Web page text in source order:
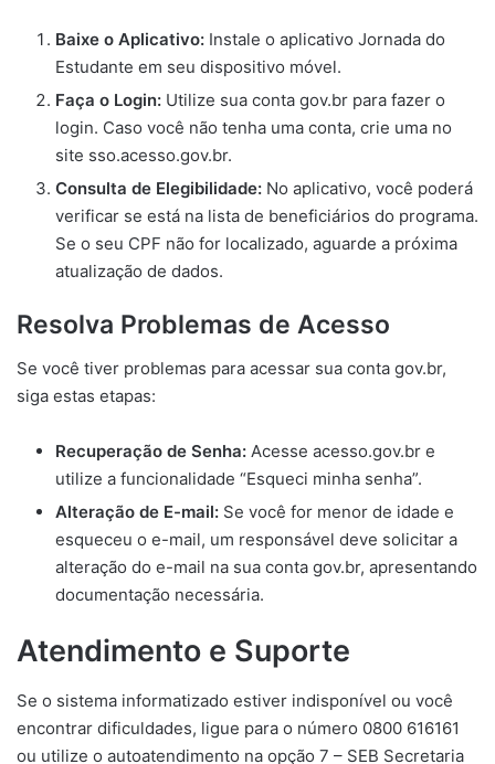
Baixe o Aplicativo: Instale o aplicativo Jornada do
Estudante em seu dispositivo móvel.
Faça o Login: Utilize sua conta gov.br para fazer o
login. Caso você não tenha uma conta, crie uma no
site sso.acesso.gov.br.
Consulta de Elegibilidade: No aplicativo, você poderá
verificar se está na lista de beneficiários do programa.
Se o seu CPF não for localizado, aguarde a próxima
atualização de dados.
Resolva Problemas de Acesso
Se você tiver problemas para acessar sua conta gov.br,
siga estas etapas:
Recuperação de Senha: Acesse acesso.gov.br e
utilize a funcionalidade “Esqueci minha senha”.
Alteração de E-mail: Se você for menor de idade e
esqueceu o e-mail, um responsável deve solicitar a
alteração do e-mail na sua conta gov.br, apresentando
documentação necessária.
Atendimento e Suporte
Se o sistema informatizado estiver indisponível ou você
encontrar dificuldades, ligue para o número 0800 616161
ou utilize o autoatendimento na opção 7 – SEB Secretaria